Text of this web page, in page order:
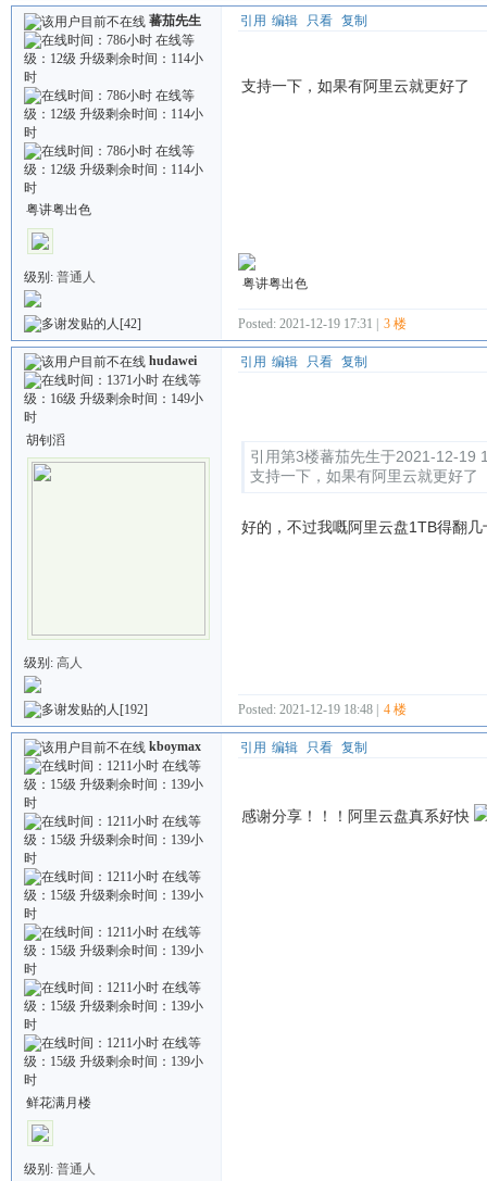
蕃茄先生
粤讲粤出色
级别: 普通人
[42]
引用 编辑 只看 复制
支持一下，如果有阿里云就更好了
粤讲粤出色
Posted: 2021-12-19 17:31 | 3 楼
hudawei
胡钊滔
级别: 高人
[192]
引用 编辑 只看 复制
引用第3楼蕃茄先生于2021-12-19
支持一下，如果有阿里云就更好了
好的，不过我嘅阿里云盘1TB得翻
Posted: 2021-12-19 18:48 | 4 楼
kboymax
鲜花满月楼
级别: 普通人
引用 编辑 只看 复制
感谢分享！！！阿里云盘真系好快